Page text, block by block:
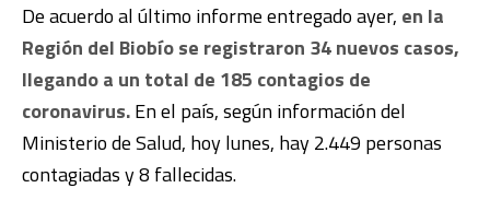
De acuerdo al último informe entregado ayer, en la
Región del Biobío se registraron 34 nuevos casos,
llegando a un total de 185 contagios de
coronavirus.En el país, según información del
Ministerio de Salud, hoy lunes, hay 2.449 personas
contagiadas y 8 fallecidas.